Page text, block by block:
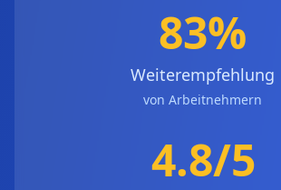
83%
Weiterempfehlung
von Arbeitnehmern
4.8/5